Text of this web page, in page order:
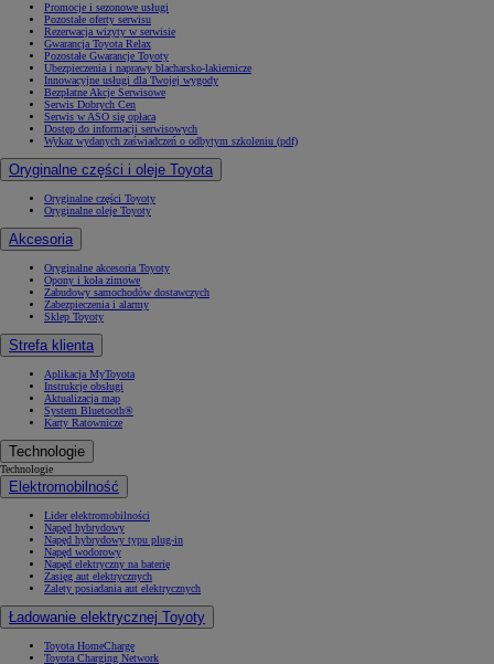
Promocje i sezonowe usługi
Pozostałe oferty serwisu
Rezerwacja wizyty w serwisie
Gwarancja Toyota Relax
Pozostałe Gwarancje Toyoty
Ubezpieczenia i naprawy blacharsko-lakiernicze
Innowacyjne usługi dla Twojej wygody
Bezpłatne Akcje Serwisowe
Serwis Dobrych Cen
Serwis w ASO się opłaca
Dostęp do informacji serwisowych
Wykaz wydanych zaświadczeń o odbytym szkoleniu (pdf)
Oryginalne części i oleje Toyota
Oryginalne części Toyoty
Oryginalne oleje Toyoty
Akcesoria
Oryginalne akcesoria Toyoty
Opony i koła zimowe
Zabudowy samochodów dostawczych
Zabezpieczenia i alarmy
Sklep Toyoty
Strefa klienta
Aplikacja MyToyota
Instrukcje obsługi
Aktualizacja map
System Bluetooth®
Karty Ratownicze
Technologie
Technologie
Elektromobilność
Lider elektromobilności
Napęd hybrydowy
Napęd hybrydowy typu plug-in
Napęd wodorowy
Napęd elektryczny na baterię
Zasięg aut elektrycznych
Zalety posiadania aut elektrycznych
Ładowanie elektrycznej Toyoty
Toyota HomeCharge
Toyota Charging Network